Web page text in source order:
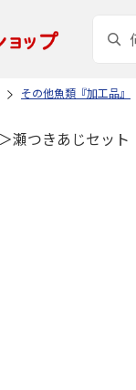
その他魚類『加工品』